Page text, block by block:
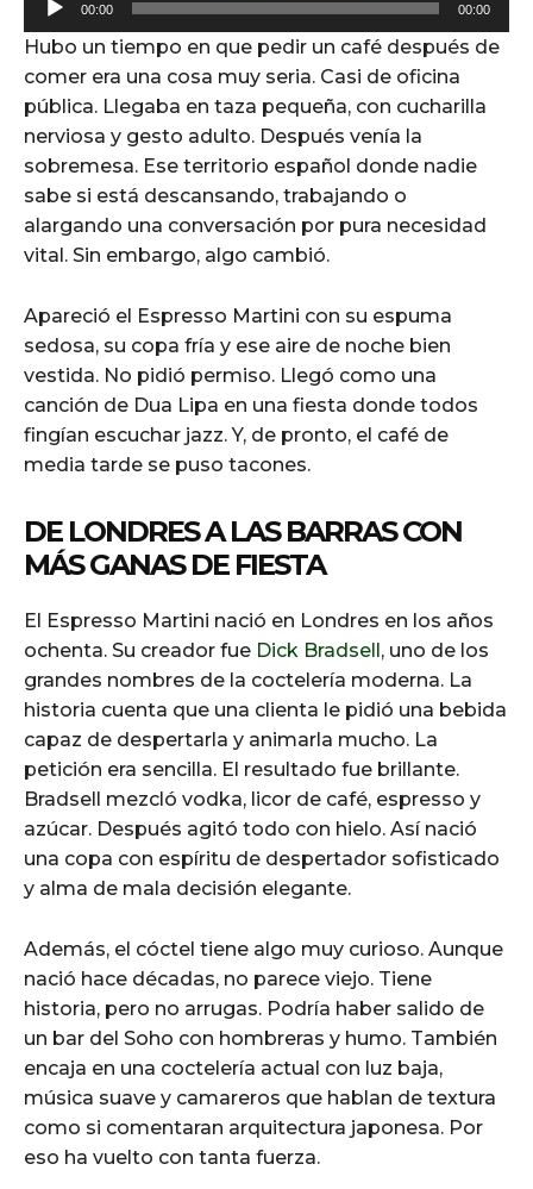
u
d
i
o
P
l
a
y
e
00:00 00:00
Hubo un tiempo en que pedir un café después de
comer era una cosa muy seria. Casi de oficina
pública. Llegaba en taza pequeña, con cucharilla
nerviosa y gesto adulto. Después venía la
sobremesa. Ese territorio español donde nadie
sabe si está descansando, trabajando o
alargando una conversación por pura necesidad
vital. Sin embargo, algo cambió.
Apareció el Espresso Martini con su espuma
sedosa, su copa fría y ese aire de noche bien
vestida. No pidió permiso. Llegó como una
canción de Dua Lipa en una fiesta donde todos
fingían escuchar jazz. Y, de pronto, el café de
media tarde se puso tacones.
DE LONDRES A LAS BARRAS CON
MÁS GANAS DE FIESTA
El Espresso Martini nació en Londres en los años
ochenta. Su creador fue Dick Bradsell, uno de los
grandes nombres de la coctelería moderna. La
historia cuenta que una clienta le pidió una bebida
capaz de despertarla y animarla mucho. La
petición era sencilla. El resultado fue brillante.
Bradsell mezcló vodka, licor de café, espresso y
azúcar. Después agitó todo con hielo. Así nació
una copa con espíritu de despertador sofisticado
y alma de mala decisión elegante.
Además, el cóctel tiene algo muy curioso. Aunque
nació hace décadas, no parece viejo. Tiene
historia, pero no arrugas. Podría haber salido de
un bar del Soho con hombreras y humo. También
encaja en una coctelería actual con luz baja,
música suave y camareros que hablan de textura
como si comentaran arquitectura japonesa. Por
eso ha vuelto con tanta fuerza.